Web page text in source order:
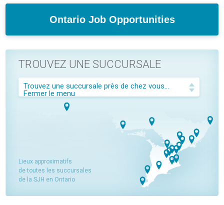
Ontario Job Opportunities
TROUVEZ UNE SUCCURSALE
Trouvez une succursale près de chez vous...
Fermer le menu
Lieux approximatifs
de toutes les succursales
de la SJH en Ontario